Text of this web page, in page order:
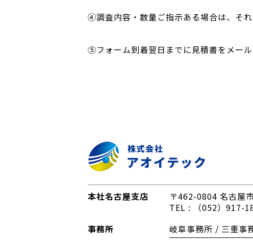
④調査内容・数量ご指示ある場合は、それ
⑤フォーム到着翌日までに見積書をメール
本社名古屋支店 〒462-0804 名古屋
TEL : （052）917-
事務所
岐阜事務所 / 三重事